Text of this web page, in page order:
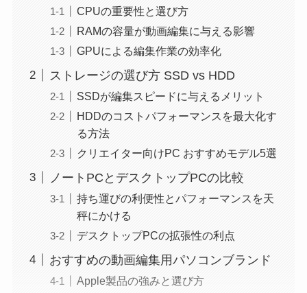
CPUの重要性と選び方
RAMの容量が動画編集に与える影響
GPUによる編集作業の効率化
ストレージの選び方 SSD vs HDD
SSDが編集スピードに与えるメリット
HDDのコストパフォーマンスを最大化す
る方法
クリエイター向けPC おすすめモデル5選
ノートPCとデスクトップPCの比較
持ち運びの利便性とパフォーマンスを天
秤にかける
デスクトップPCの拡張性の利点
おすすめの動画編集用パソコンブランド
Apple製品の強みと選び方